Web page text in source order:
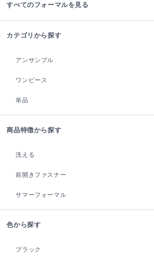
すべてのフォーマルを見る
カテゴリから探す
アンサンブル
ワンピース
単品
商品特徴から探す
洗える
前開きファスナー
サマーフォーマル
色から探す
ブラック